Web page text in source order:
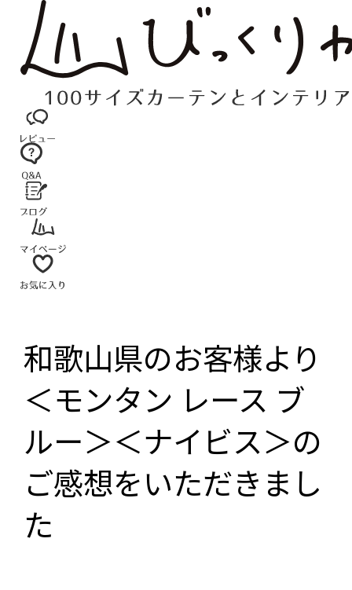
和歌山県のお客様より
＜モンタン レース ブ
ルー＞＜ナイビス＞の
ご感想をいただきまし
た